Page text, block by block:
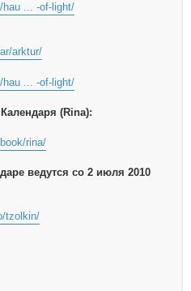
hau ... -of-light/
arktur/
hau ... -of-light/
(Rina):
rina/
ведутся со 2 июля 2010
tzolkin/